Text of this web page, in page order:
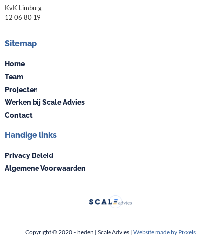
KvK Limburg
12 06 80 19
Sitemap
Home
Team
Projecten
Werken bij Scale Advies
Contact
Handige links
Privacy Beleid
Algemene Voorwaarden
Copyright © 2020 – heden | Scale Advies | Website made by Pixxels